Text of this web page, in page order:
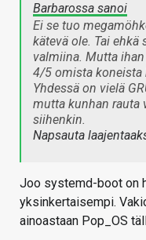
Barbarossa sanoi
Ei se tuo
kätevä ole. Tai ehkä
valmiina. Mutta ihan
4/5 omista koneista
Yhdessä on vielä
mutta kunhan rauta
siihenkin.
Napsauta
Joo systemd-boot on
yksinkertaisempi.
ainoastaan Pop_OS